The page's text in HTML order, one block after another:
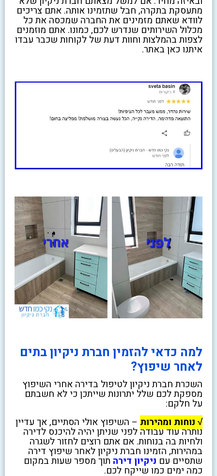
מתעסקת בתקרה, חבל שתזמינו אותה. אתם צריכים
לוודא שאתם מזמינים את החברה שמכסה את כל
מכלול השירותים שנדרש לכם, כמונו. אתם מוזמנים
לצפות בהמלצות וחוות דעת של לקוחות שכבר עבדו
איתנו כאן באתר.
למה כדאי להזמין חברת ניקיון בתים
לאחר שיפוץ?
השכרת חברת ניקיון לטיפול בדירה אחרי השיפוץ
מספקת לכם שלל יתרונות שייתכן כי לא חשבתם
על חלקם:
√ נוחות ומהירות – השיפוץ אולי הסתיים, אך עדיין
נותרה עוד עבודה לפני שניתן יהיה להיכנס לדירה
ולחיות בה בנוחות. אם אתם רוצים לחזור לשגרה
במהירות, הזמינו חברת ניקיון לאחר שיפוץ דירה
שתסיים עם ניקיון דירה תוך מספר שעות במקום
כמה ימים כמו שייקח לכם.